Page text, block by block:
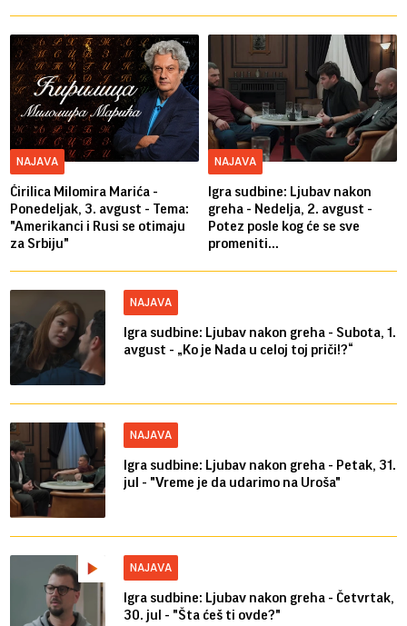
NAJAVA
Ćirilica Milomira Marića -
Ponedeljak, 3. avgust - Tema:
"Amerikanci i Rusi se otimaju
za Srbiju"
NAJAVA
Igra sudbine: Ljubav nakon
greha - Nedelja, 2. avgust -
Potez posle kog će se sve
promeniti...
NAJAVA
Igra sudbine: Ljubav nakon greha - Subota, 1.
avgust - „Ko je Nada u celoj toj priči!?“
NAJAVA
Igra sudbine: Ljubav nakon greha - Petak, 31.
jul - "Vreme je da udarimo na Uroša"
NAJAVA
Igra sudbine: Ljubav nakon greha - Četvrtak,
30. jul - "Šta ćeš ti ovde?"